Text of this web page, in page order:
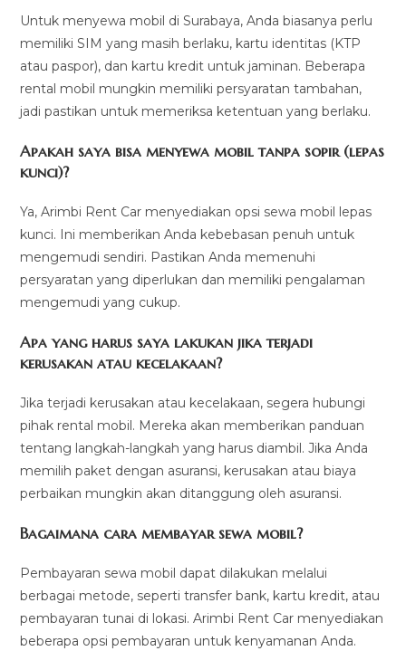
Untuk menyewa mobil di Surabaya, Anda biasanya perlu
memiliki SIM yang masih berlaku, kartu identitas (KTP
atau paspor), dan kartu kredit untuk jaminan. Beberapa
rental mobil mungkin memiliki persyaratan tambahan,
jadi pastikan untuk memeriksa ketentuan yang berlaku.
Apakah saya bisa menyewa mobil tanpa sopir (lepas
kunci)?
Ya, Arimbi Rent Car menyediakan opsi sewa mobil lepas
kunci. Ini memberikan Anda kebebasan penuh untuk
mengemudi sendiri. Pastikan Anda memenuhi
persyaratan yang diperlukan dan memiliki pengalaman
mengemudi yang cukup.
Apa yang harus saya lakukan jika terjadi
kerusakan atau kecelakaan?
Jika terjadi kerusakan atau kecelakaan, segera hubungi
pihak rental mobil. Mereka akan memberikan panduan
tentang langkah-langkah yang harus diambil. Jika Anda
memilih paket dengan asuransi, kerusakan atau biaya
perbaikan mungkin akan ditanggung oleh asuransi.
Bagaimana cara membayar sewa mobil?
Pembayaran sewa mobil dapat dilakukan melalui
berbagai metode, seperti transfer bank, kartu kredit, atau
pembayaran tunai di lokasi. Arimbi Rent Car menyediakan
beberapa opsi pembayaran untuk kenyamanan Anda.